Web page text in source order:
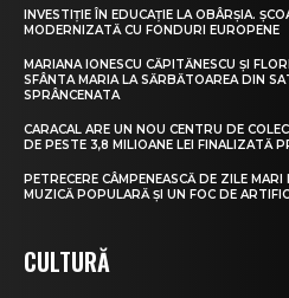
INVESTIȚIE ÎN EDUCAȚIE LA OBÂRȘIA.
MODERNIZATĂ CU FONDURI EUROPENE
MARIANA IONESCU CĂPITĂNESCU ȘI
SFÂNTA MARIA LA SĂRBĂTOAREA DIN
SPRÂNCENATA
CARACAL ARE UN NOU CENTRU DE
DE PESTE 3,8 MILIOANE LEI FINALIZATĂ
PETRECERE CÂMPENEASCĂ DE ZILE
MUZICĂ POPULARĂ ȘI UN FOC DE
CULTURĂ